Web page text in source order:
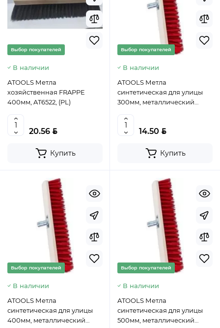
Выбор покупателей
В наличии
ATOOLS Метла
хозяйственная FRAPPE
400мм, AT6522, (PL)
20.56 BYN
Купить
Выбор покупателей
В наличии
ATOOLS Метла
синтетическая для улицы
300мм, металлический
AT6540, 5907078990101 (PL)
14.50 BYN
Купить
Выбор покупателей
В наличии
ATOOLS Метла
синтетическая для улицы
400мм, металлический
Выбор покупателей
В наличии
ATOOLS Метла
синтетическая для улицы
500мм, металлический